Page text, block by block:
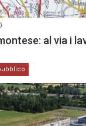
al via i